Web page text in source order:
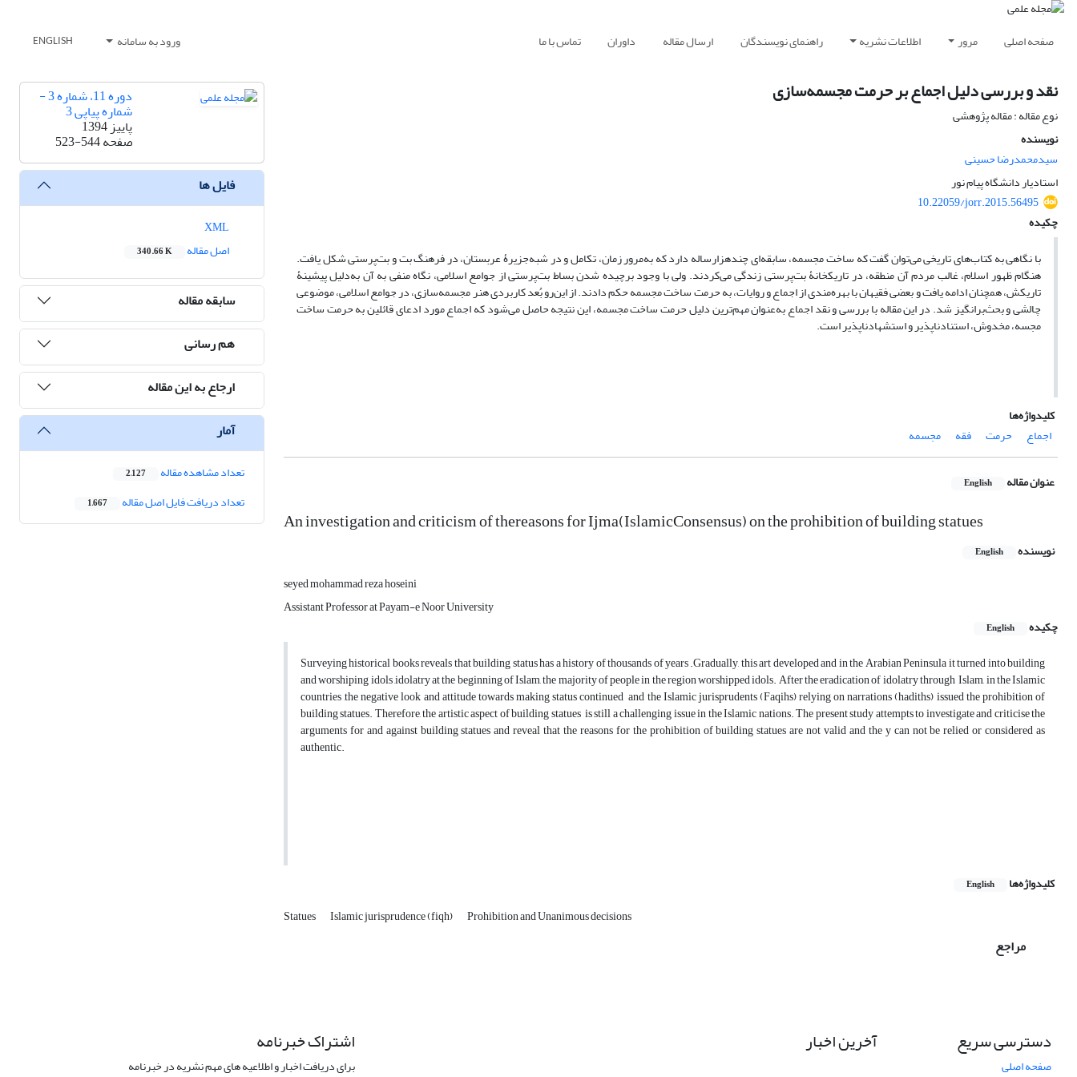
صفحه اصلی مرور اطلاعات نشریه راهنمای نویسندگان ارسال مقاله داوران تماس با ما ورود به سامانه ENGLISH
نقد و بررسی دلیل اجماع بر حرمت مجسمه‌سازی
نوع مقاله : مقاله پژوهشی
نویسنده
سیدمحمدرضا حسینی
استادیار دانشگاه پیام نور
10.22059/jorr.2015.56495
چکیده
با نگاهی به کتاب‌های تاریخی می‌توان گفت که ساخت مجسمه، سابقه‌ای چندهزارساله دارد که به‌مرور زمان، تکامل و در شبه‌جزیرۀ عربستان، در فرهنگ بت و بت‌پرستی شکل یافت.
هنگام ظهور اسلام، غالب مردم آن منطقه، در تاریکخانۀ بت‌پرستی زندگی می‌کردند. ولی با وجود برچیده شدن بساط بت‌پرستی از جوامع اسلامی، نگاه منفی به آن به‌دلیل پیشینۀ
تاریکش، همچنان ادامه یافت و بعضی فقیهان با بهره‌مندی از اجماع و روایات، به حرمت ساخت مجسمه حکم دادند. از این‌رو بُعد کاربردی هنر مجسمه‌سازی، در جوامع اسلامی، موضوعی
چالشی و بحث‌برانگیز شد. در این مقاله با بررسی و نقد اجماع به‌عنوان مهم‌ترین دلیل حرمت ساخت مجسمه، این نتیجه حاصل می‌شود که اجماع مورد ادعای قائلین به حرمت ساخت
مجسه، مخدوش، استناد‌ناپذیر و استشهاد‌ناپذیر است.
کلیدواژه‌ها
اجماع
حرمت فقه مجسمه
عنوان مقاله English
An investigation and criticism of thereasons for Ijma(IslamicConsensus) on the prohibition of building statues
نویسنده English
seyed mohammad reza hoseini
Assistant Professor at Payam-e Noor University
چکیده
English
Surveying historical books reveals that building status has a history of thousands of years .Gradually, this art developed and in the Arabian Peninsula it turned into building
and worshiping idols ,idolatry at the beginning of Islam, the majority of people in the region worshipped idols. After the eradication of idolatry through Islam, in the Islamic
countries ,the negative look and attitude towards making status continued and the Islamic jurisprudents (Faqihs) relying on narrations (hadiths) issued the prohibition of
building statues. Therefore, the artistic aspect of building statues is still a challenging issue in the Islamic nations. The present study attempts to investigate and criticise the
arguments for and against building statues and reveal that the reasons for the prohibition of building statues are not valid and the y can not be relied or considered as
authentic.
کلیدواژه‌ها English
Statues Islamic jurisprudence (fiqh) Prohibition and Unanimous decisions
مراجع
دوره 11، شماره 3 -
شماره پیاپی 3
پاییز 1394
صفحه523-544
فایل ها
اصل مقاله
340.66 K
سابقه مقاله
هم رسانی
ارجاع به این مقاله
آمار
تعداد مشاهده مقاله 2,127
تعداد دریافت فایل اصل مقاله 1,667
دسترسی سریع
صفحه اصلی
آخرین اخبار اشتراک خبرنامه
برای دریافت اخبار و اطلاعیه های مهم نشریه در خبرنامه